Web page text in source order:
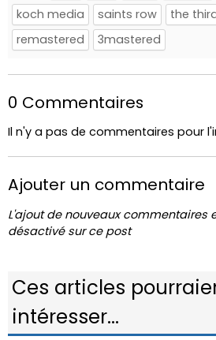
koch media
saints row the
remastered
3mastered
0 Commentaires
Il n'y a pas de commentaires pour
Ajouter un commentaire
L'ajout de nouveaux commentaires
désactivé sur ce post
Ces articles
intéresser...